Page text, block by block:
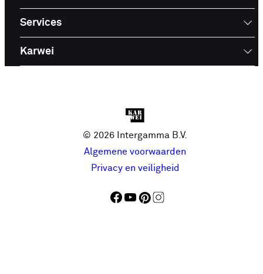
Services
Karwei
© 2026 Intergamma B.V.
Algemene voorwaarden
Privacy en veiligheid